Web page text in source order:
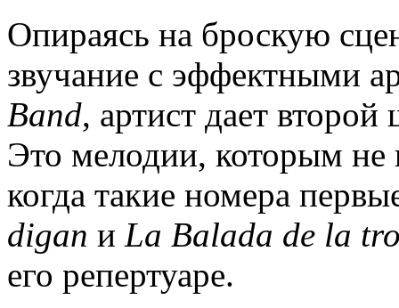
Опираясь на броскую
звучание с эффектными
Band, артист дает
Это мелодии, которым не
когда такие номера
digan и La Balada de la
его репертуаре.